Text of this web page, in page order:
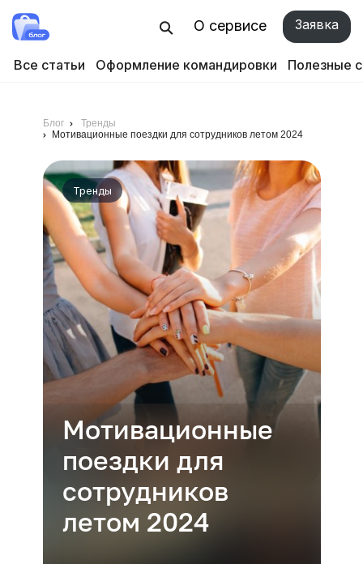
О сервисе Заявка
Все статьи Оформление командировки Полезные
Блог
Тренды
Мотивационные поездки для сотрудников летом 2024
Тренды
Мотивационные
поездки для
сотрудников
летом 2024